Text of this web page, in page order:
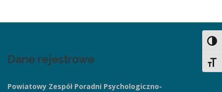
Dane rejestrowe
Powiatowy Zespół Poradni Psychologiczno-